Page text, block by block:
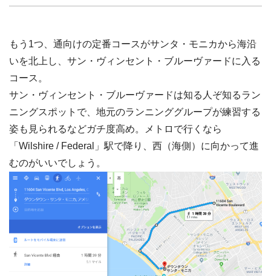
もう1つ、通向けの定番コースがサンタ・モニカから海沿
いを北上し、サン・ヴィンセント・ブルーヴァードに入る
コース。
サン・ヴィンセント・ブルーヴァードは知る人ぞ知るラン
ニングスポットで、地元のランニンググループが練習する
姿も見られるなどガチ度高め。メトロで行くなら
「Wilshire / Federal」駅で降り、西（海側）に向かって進
むのがいいでしょう。